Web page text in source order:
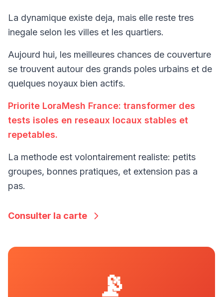
📡
La dynamique existe deja, mais elle reste tres
inegale selon les villes et les quartiers.
Aujourd hui, les meilleures chances de couverture
se trouvent autour des grands poles urbains et de
quelques noyaux bien actifs.
Priorite LoraMesh France: transformer des
tests isoles en reseaux locaux stables et
repetables.
La methode est volontairement realiste: petits
groupes, bonnes pratiques, et extension pas a
pas.
Consulter la carte